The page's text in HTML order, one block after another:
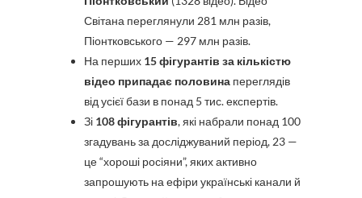
Світана переглянули 281 млн разів,
Піонтковського — 297 млн разів.
На перших 15 фігурантів за кількістю
відео припадає половина переглядів
від усієї бази в понад 5 тис. експертів.
Зі 108 фігурантів, які набрали понад 100
згадувань за досліджуваний період, 23 —
це “хороші росіяни”, яких активно
запрошують на ефіри українські канали й